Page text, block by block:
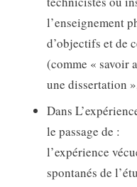
l’enseignement
d’objectifs et de
(comme « savoir
une dissertation
Dans
le passage de :
l’expérience
spontanés de